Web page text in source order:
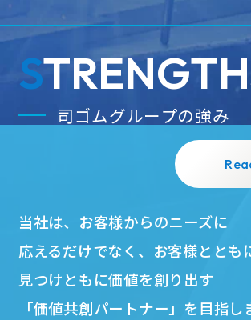
司ゴムグループの強み
当社は、お客様からのニーズに
応えるだけでなく、 お客様ととも
見つけともに価値を創り出す
「価値共創パートナー」を目指し